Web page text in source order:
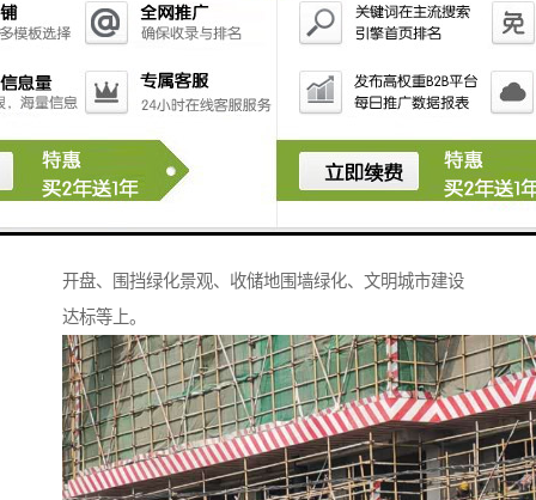
草坪围挡指的是在砖砌围墙、pvc围挡 、铁皮围挡、钢
丝网上加上仿真草皮而产生的围挡，这个围挡广受人们
的喜爱，主要原因是一来环保，而来美观大方，让人们
开盘、围挡绿化景观、收储地围墙绿化、文明城市建设
达标等上。